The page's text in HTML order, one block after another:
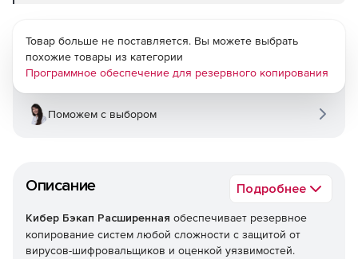
Описание Подробнее
Кибер Бэкап Расширенная обеспечивает резервное
копирование систем любой сложности с защитой от
вирусов-шифровальщиков и оценкой уязвимостей.
Товар больше не поставляется. Вы можете выбрать
похожие товары из категории
Программное обеспечение для резервного копирования
Поможем с выбором